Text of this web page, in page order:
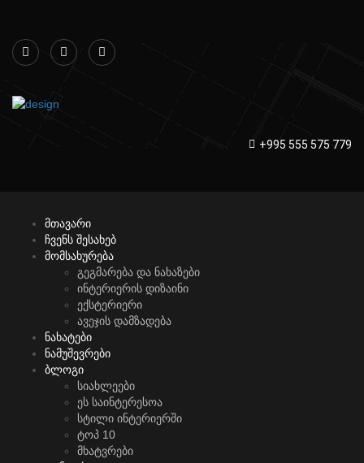
+995 555 575 779
მთავარი
ჩვენს შესახებ
მომსახურება
გეგმარება და ნახაზები
ინტერიერის დიზაინი
ექსტერიერი
ავეჯის დამზადება
ნახატები
ნამუშევრები
ბლოგი
სიახლეები
ეს საინტერესოა
სტილი ინტერიერში
ტოპ 10
მხატვრები